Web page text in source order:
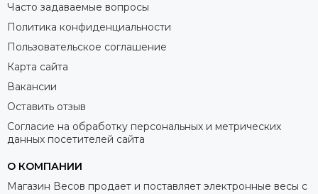
Часто задаваемые вопросы
Политика конфиденциальности
Пользовательское соглашение
Карта сайта
Вакансии
Оставить отзыв
Согласие на обработку персональных и метрических
данных посетителей сайта
О КОМПАНИИ
Магазин Весов продает и поставляет электронные весы с